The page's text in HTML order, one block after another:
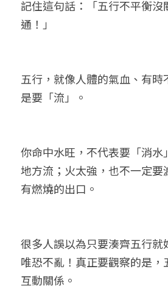
記住這句話：「五行不平衡沒
通！」
五行，就像人體的氣血、有
是要「流」。
你命中水旺，不代表要「消水
地方流；火太強，也不一定要
有燃燒的出口。
很多人誤以為只要湊齊五行就
唯恐不亂！真正要觀察的是
互動關係。